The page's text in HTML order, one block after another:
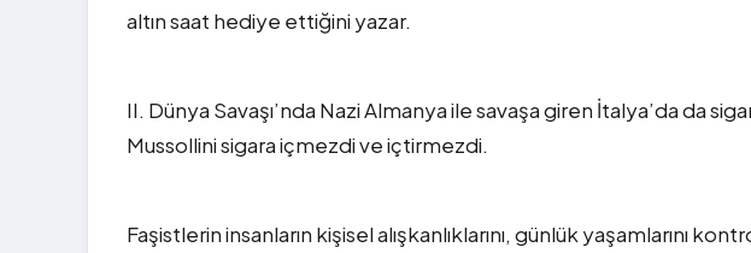
altın saat hediye ettiğini yazar.
II. Dünya Savaşı’nda Nazi Almanya ile savaşa giren İtalya’da da
Mussollini sigara içmezdi ve içtirmezdi.
Faşistlerin insanların kişisel alışkanlıklarını, günlük yaşamlarını